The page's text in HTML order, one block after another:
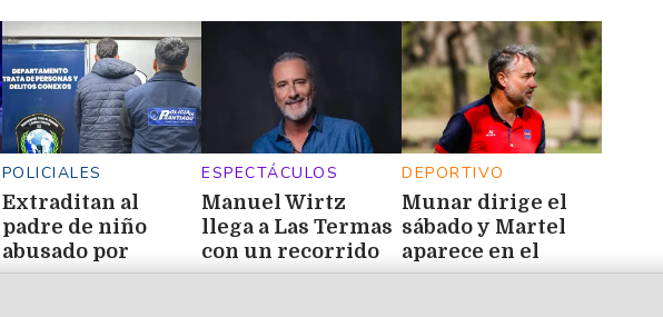
POLICIALES
Extraditan al
padre de niño
abusado por
amigos de su
ESPECTÁCULOS
Manuel Wirtz
llega a Las Termas
con un recorrido
por sus grandes
DEPORTIVO
Munar dirige el
sábado y Martel
aparece en el
radar